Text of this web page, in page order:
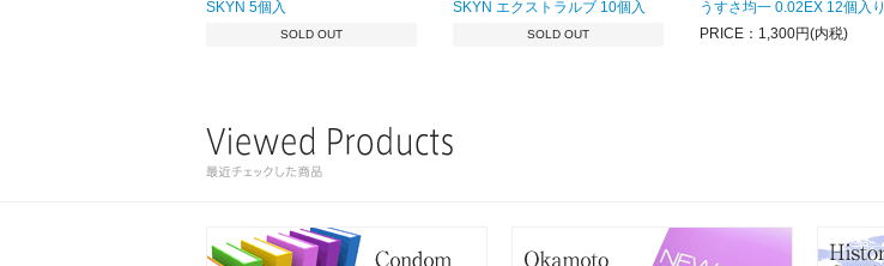
SKYN 5個入
SOLD OUT
SKYN エクストラルブ 10個入
SOLD OUT
うすさ均一 0.02EX 12個入り
PRICE：1,300円(内税)